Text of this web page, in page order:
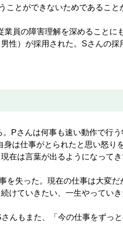
ことができないためであること
員の障害理解を深めることに
性）が採用された。Sさんの採
Pさんは何事も速い動作で行う
は仕事がとられたと思い怒り
在は言葉が出るようになって
失った。現在の仕事は大変だ
けていきたい、一生やってい
んもまた、「今の仕事をずっ